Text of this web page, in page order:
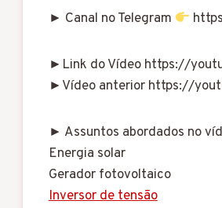
► Canal no Telegram
►Link do Vídeo https://
►Vídeo anterior https://
► Assuntos abordados no
Energia solar
Gerador fotovoltaico
Inversor de tensão